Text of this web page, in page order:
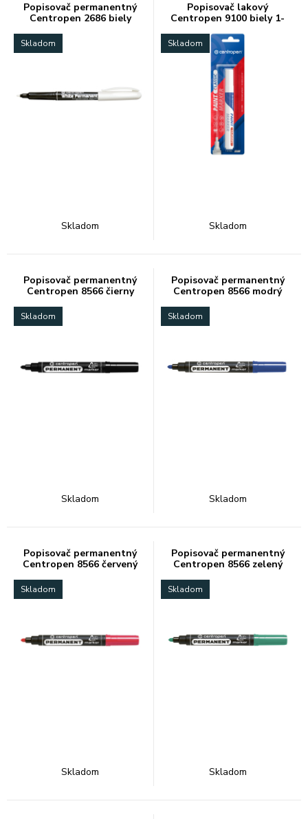
Popisovač permanentný
Centropen 2686 biely
Skladom
Skladom
Popisovač lakový
Centropen 9100 biely 1-
Skladom
Skladom
Popisovač permanentný
Centropen 8566 čierny
Skladom
Skladom
Popisovač permanentný
Centropen 8566 modrý
Skladom
Skladom
Popisovač permanentný
Centropen 8566 červený
Skladom
Skladom
Popisovač permanentný
Centropen 8566 zelený
Skladom
Skladom